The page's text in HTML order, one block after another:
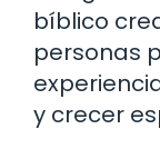
bíblico
personas
y crecer